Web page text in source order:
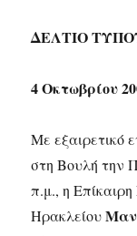
ΔΕΛΤΙΟ
4 Οκτωβρίου
Με εξαιρετικό
στη Βουλή την
π.μ., η
Ηρακλείου